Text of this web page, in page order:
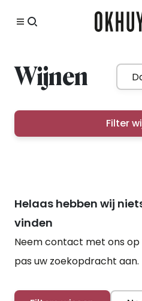
Wijnen
Filter
Helaas hebben wij
vinden
Neem contact met ons
pas uw zoekopdracht aan.